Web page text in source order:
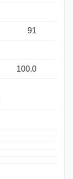
91
100.0